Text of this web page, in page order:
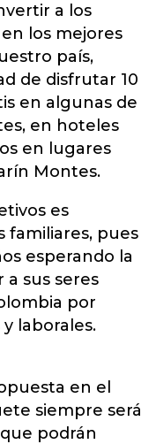
a los
los mejores
país,
de disfrutar 10
en algunas de
en hoteles
en lugares
Montes.
es
familiares, pues
esperando la
sus seres
por
laborales.
en el
siempre será
podrán